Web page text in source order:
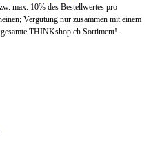
max. 10% des Bestellwertes pro
Vergütung nur zusammen mit einem
THINKshop.ch Sortiment!.